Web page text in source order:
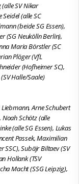
(alle SV Nikar
Seidel (alle SC
(beide SG Essen),
(SG Neukölln Berlin),
Maria Börstler (SC
Plöger (VfL
(Hofheimer SC),
Halle/Saale)
Arne Schubert
Noah Schötz (alle
(alle SG Essen), Lukas
Passek, Maximilian
SSC), Subäjr Biltaev (SV
Hollank (TSV
Macht (SSG Leipzig),